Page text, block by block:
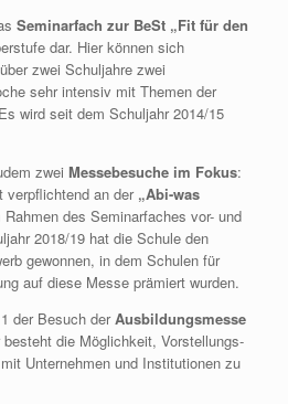
Seminarfach zur BeSt „Fit für den
dar. Hier können sich
zwei Schuljahre zwei
sehr intensiv mit Themen der
wird seit dem Schuljahr 2014/15
zwei Messebesuche im Fokus:
verpflichtend an der „Abi-was
des Seminarfaches vor- und
2018/19 hat die Schule den
gewonnen, in dem Schulen für
auf diese Messe prämiert wurden.
der Besuch derAusbildungsmesse
die Möglichkeit, Vorstellungs-
Unternehmen und Institutionen zu